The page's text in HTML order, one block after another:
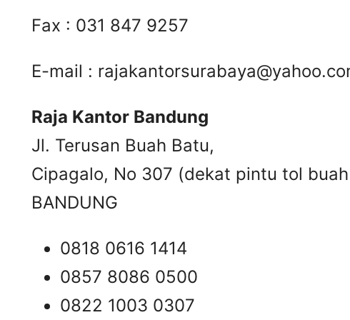
Fax : 031 847 9257
E-mail :
Raja Kantor Bandung
Jl. Terusan Buah Batu,
Cipagalo, No 307 (dekat pintu tol
BANDUNG
0818 0616 1414
0857 8086 0500
0822 1003 0307